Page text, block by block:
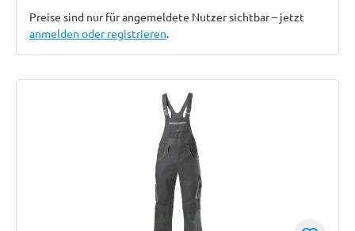
Preise sind nur für angemeldete Nutzer sichtbar – jetzt
anmelden oder registrieren.